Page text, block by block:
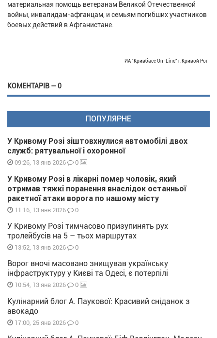
материальная помощь ветеранам Великой Отечественной
войны, инвалидам-афганцам, и семьям погибших участников
боевых действий в Афганистане.
ИА "Кривбасс On-Line" г.Кривой Рог
КОМЕНТАРІВ — 0
ПОПУЛЯРНЕ
У Кривому Розі зіштовхнулися автомобілі двох
служб: рятувальної і охоронної
09:26, 13 янв 2026 0
У Кривому Розі в лікарні помер чоловік, який
отримав тяжкі поранення внаслідок останньої
ракетної атаки ворога по нашому місту
11:16, 13 янв 2026 0
У Кривому Розі тимчасово призупинять рух
тролейбусів на 5 – тьох маршрутах
13:52, 13 янв 2026 0
Ворог вночі масовано знищував українську
інфраструктуру у Києві та Одесі, є потерпілі
10:54, 13 янв 2026 0
Кулінарний блог А. Паукової: Красивий сніданок з
авокадо
17:00, 25 янв 2026 0